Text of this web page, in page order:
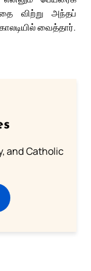
விற்று அந்தப்
வைத்தார்.
and Catholic